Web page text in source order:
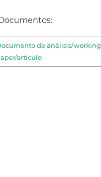
de análisis/working
articulo